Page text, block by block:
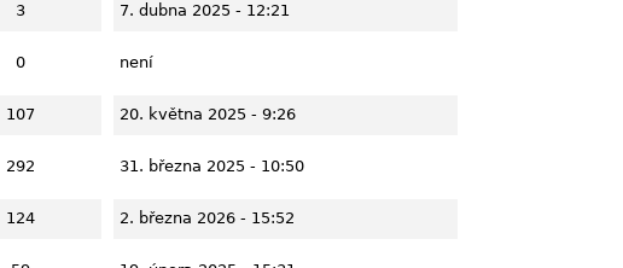
3 7. dubna 2025 - 12:21
0 není
107 20. května 2025 - 9:26
292 31. března 2025 - 10:50
124 2. března 2026 - 15:52